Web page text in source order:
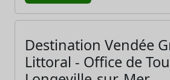
Destination Vendée
Littoral - Office de